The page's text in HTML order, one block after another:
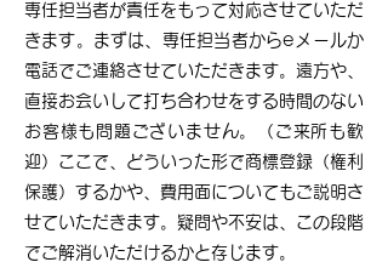
専任担当者が責任をもって対応させていただ
きます。まずは、専任担当者からeメールか
電話でご連絡させていただきます。遠方や、
直接お会いして打ち合わせをする時間のない
お客様も問題ございません。（ご来所も歓
迎）ここで、どういった形で商標登録（権利
保護）するかや、費用面についてもご説明さ
せていただきます。疑問や不安は、この段階
でご解消いただけるかと存じます。